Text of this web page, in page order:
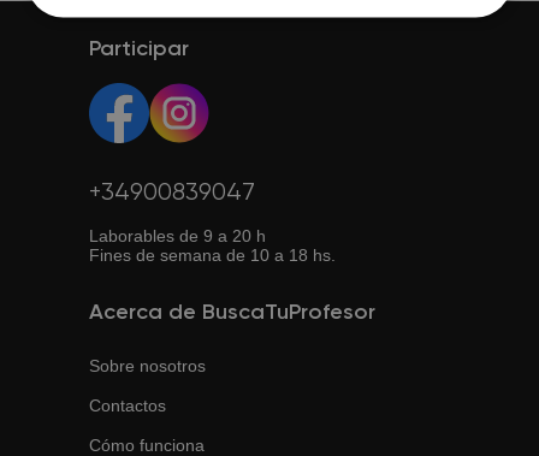
preferida.
perfiles, especialidades y elegir el que mejor se adapte a
tus necesidades.
Es una opción flexible y muchas veces más económica.
Así puedes estudiar desde cualquier lugar con conexión
a internet.
Participar
+34900839047
Laborables de 9 a 20 h
Fines de semana de 10 a 18 hs.
Acerca de BuscaTuProfesor
Sobre nosotros
Contactos
Cómo funciona